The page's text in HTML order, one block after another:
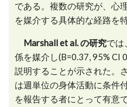
である。複数の研究が、心
を媒介する具体的な経路を
Marshall et al. の研究では
係を媒介し(B=0.37, 95% CI
説明することが示された。
は週単位の身体活動に条件
を報告する者にとって有意